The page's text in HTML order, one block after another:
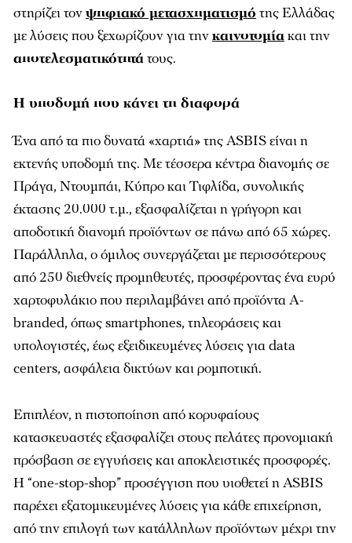
στηρίζει τονψηφιακό μετασχηματισμό της Ελλάδας
με λύσεις που ξεχωρίζουν για τηνκαινοτομίακαι την
αποτελεσματικότητάτους.
Η υποδομή που κάνει τη διαφορά
Ένα από τα πιο δυνατά «χαρτιά» της ASBIS είναι η
εκτενής υποδομή της. Με τέσσερα κέντρα διανομής σε
Πράγα, Ντουμπάι, Κύπρο και Τιφλίδα, συνολικής
έκτασης 20.000 τ.μ., εξασφαλίζεται η γρήγορη και
αποδοτική διανομή προϊόντων σε πάνω από 65 χώρες.
Παράλληλα, ο όμιλος συνεργάζεται με περισσότερους
από 250 διεθνείς προμηθευτές, προσφέροντας ένα ευρύ
χαρτοφυλάκιο που περιλαμβάνει από προϊόντα A-
branded, όπως smartphones, τηλεοράσεις και
υπολογιστές, έως εξειδικευμένες λύσεις για data
centers, ασφάλεια δικτύων και ρομποτική.
Επιπλέον, η πιστοποίηση από κορυφαίους
κατασκευαστές εξασφαλίζει στους πελάτες προνομιακή
πρόσβαση σε εγγυήσεις και αποκλειστικές προσφορές.
Η “one-stop-shop” προσέγγιση που υιοθετεί η ASBIS
παρέχει εξατομικευμένες λύσεις για κάθε επιχείρηση,
από την επιλογή των κατάλληλων προϊόντων μέχρι την